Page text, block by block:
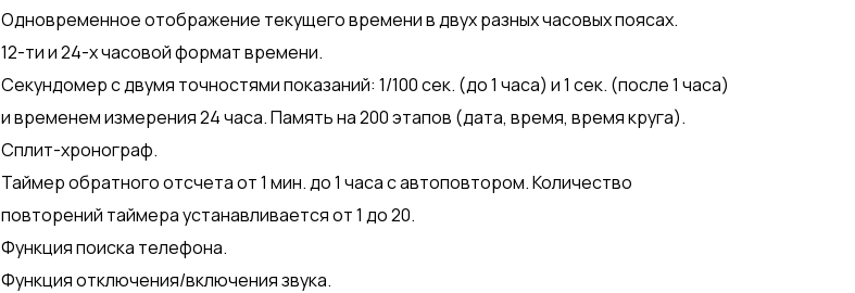
Одновременное отображение текущего времени в двух разных часовых поясах.
12-ти и 24-х часовой формат времени.
Секундомер с двумя точностями показаний: 1/100 сек. (до 1 часа) и 1 сек. (после 1 часа)
и временем измерения 24 часа. Память на 200 этапов (дата, время, время круга).
Сплит-хронограф.
Таймер обратного отсчета от 1 мин. до 1 часа с автоповтором. Количество
повторений таймера устанавливается от 1 до 20.
Функция поиска телефона.
Функция отключения/включения звука.